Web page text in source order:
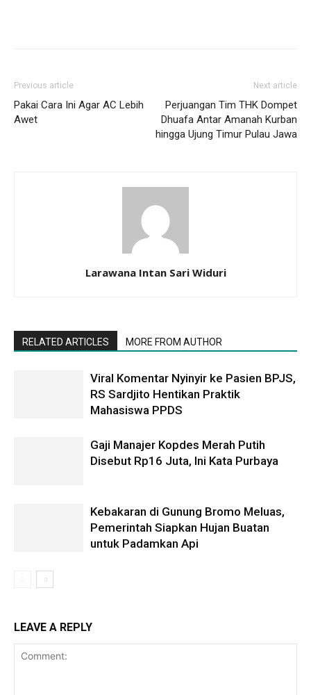
Previous article
Pakai Cara Ini Agar AC Lebih
Awet
Next article
Perjuangan Tim THK Dompet
Dhuafa Antar Amanah Kurban
hingga Ujung Timur Pulau Jawa
Larawana Intan Sari Widuri
RELATED ARTICLES MORE FROM AUTHOR
Viral Komentar Nyinyir ke Pasien BPJS,
RS Sardjito Hentikan Praktik
Mahasiswa PPDS
Gaji Manajer Kopdes Merah Putih
Disebut Rp16 Juta, Ini Kata Purbaya
Kebakaran di Gunung Bromo Meluas,
Pemerintah Siapkan Hujan Buatan
untuk Padamkan Api
LEAVE A REPLY